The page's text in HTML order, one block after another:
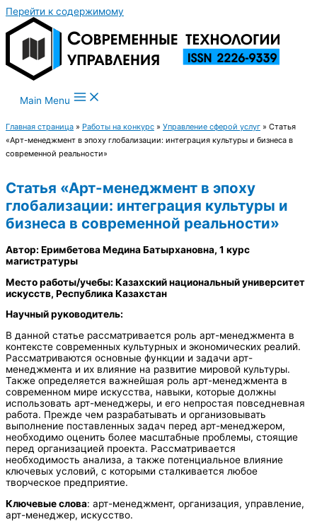
Перейти к содержимому
Main Menu
Главная страница » Работы на конкурс » Управление сферой услуг » Статья
«Арт-менеджмент в эпоху глобализации: интеграция культуры и бизнеса в
современной реальности»
Статья «Арт-менеджмент в эпоху
глобализации: интеграция культуры и
бизнеса в современной реальности»
Автор: Еримбетова Медина Батырхановна, 1 курс
магистратуры
Место работы/учебы: Казахский национальный университет
искусств, Республика Казахстан
Научный руководитель:
В данной статье рассматривается роль арт-менеджмента в
контексте современных культурных и экономических реалий.
Рассматриваются основные функции и задачи арт-
менеджмента и их влияние на развитие мировой культуры.
Также определяется важнейшая роль арт-менеджмента в
современном мире искусства, навыки, которые должны
использовать арт-менеджеры, и его непростая повседневная
работа. Прежде чем разрабатывать и организовывать
выполнение поставленных задач перед арт-менеджером,
необходимо оценить более масштабные проблемы, стоящие
перед организацией проекта. Рассматривается
необходимость анализа, а также потенциальное влияние
ключевых условий, с которыми сталкивается любое
творческое предприятие.
Ключевые слова: арт-менеджмент, организация, управление,
арт-менеджер, искусство.